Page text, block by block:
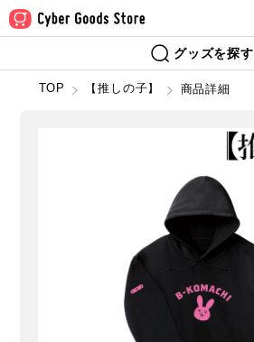
グッズを探す
TOP 【推しの子】 商品詳細